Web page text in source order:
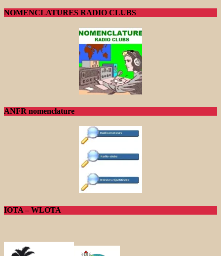
NOMENCLATURES RADIO CLUBS
ANFR nomenclature
IOTA – WLOTA